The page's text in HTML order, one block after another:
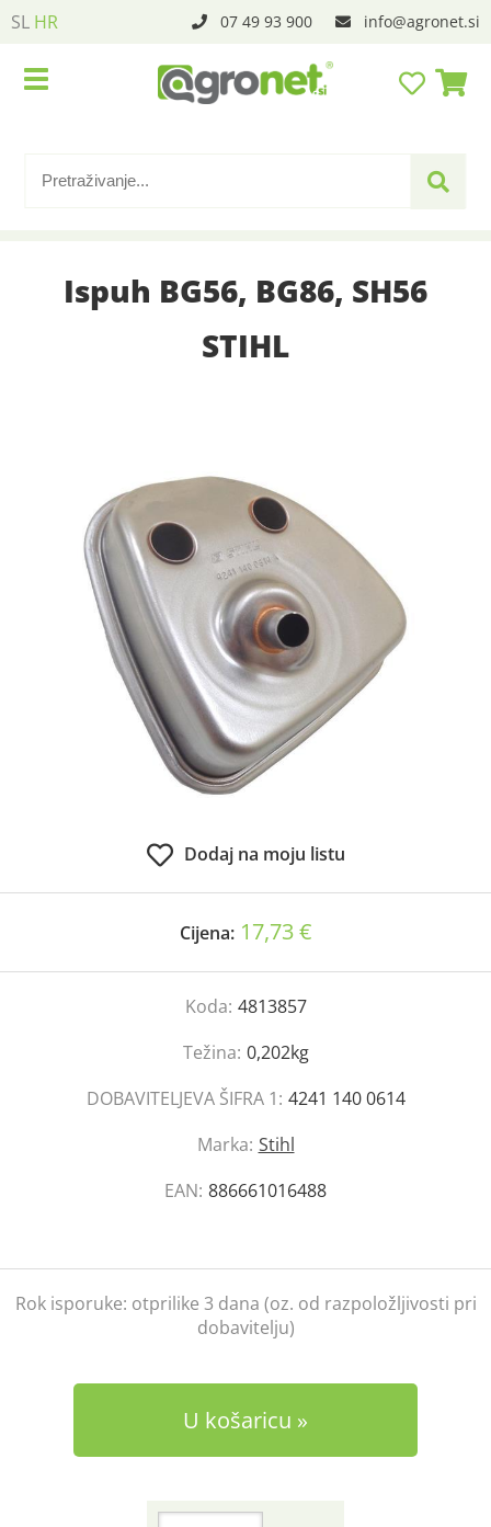
SL HR 07 49 93 900 info agronet.si
Ispuh BG56, BG86, SH56
STIHL
Dodaj na moju listu
Cijena: 17,73 €
Koda: 4813857
Težina: 0,202kg
DOBAVITELJEVA ŠIFRA 1: 4241 140 0614
Marka: Stihl
EAN: 886661016488
Rok isporuke: otprilike 3 dana (oz. od razpoložljivosti pri
dobavitelju)
U košaricu